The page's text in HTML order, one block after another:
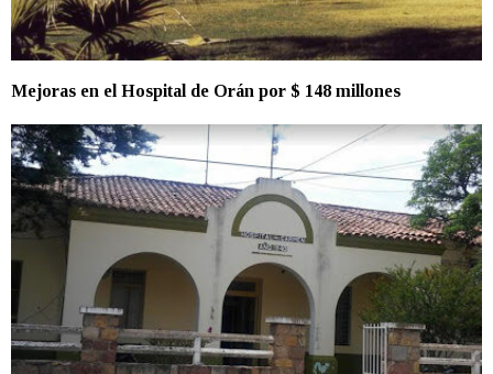
Mejoras en el Hospital de Orán por $ 148 millones